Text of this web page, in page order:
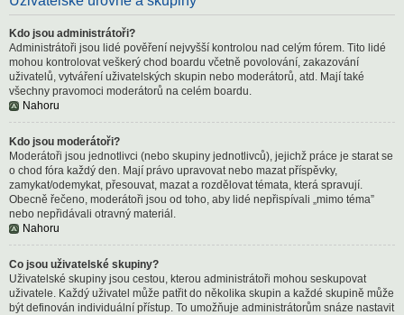
Kdo jsou administrátoři?
Administrátoři jsou lidé pověření nejvyšší kontrolou nad celým fórem. Tito lidé
mohou kontrolovat veškerý chod boardu včetně povolování, zakazování
uživatelů, vytváření uživatelských skupin nebo moderátorů, atd. Mají také
všechny pravomoci moderátorů na celém boardu.
Nahoru
Kdo jsou moderátoři?
Moderátoři jsou jednotlivci (nebo skupiny jednotlivců), jejichž práce je starat se
o chod fóra každý den. Mají právo upravovat nebo mazat příspěvky,
zamykat/odemykat, přesouvat, mazat a rozdělovat témata, která spravují.
Obecně řečeno, moderátoři jsou od toho, aby lidé nepřispívali „mimo téma”
nebo nepřidávali otravný materiál.
Nahoru
Co jsou uživatelské skupiny?
Uživatelské skupiny jsou cestou, kterou administrátoři mohou seskupovat
uživatele. Každý uživatel může patřit do několika skupin a každé skupině může
být definován individuální přístup. To umožňuje administrátorům snáze nastavit